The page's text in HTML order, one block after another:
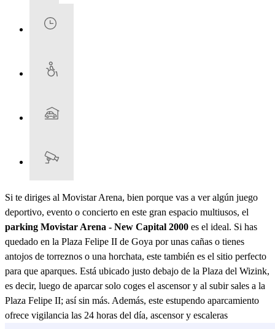
Si te diriges al Movistar Arena, bien porque vas a ver algún juego
deportivo, evento o concierto en este gran espacio multiusos, el
parking Movistar Arena - New Capital 2000 es el ideal. Si has
quedado en la Plaza Felipe II de Goya por unas cañas o tienes
antojos de torreznos o una horchata, este también es el sitio perfecto
para que aparques. Está ubicado justo debajo de la Plaza del Wizink,
es decir, luego de aparcar solo coges el ascensor y al subir sales a la
Plaza Felipe II; así sin más. Además, este estupendo aparcamiento
ofrece vigilancia las 24 horas del día, ascensor y escaleras